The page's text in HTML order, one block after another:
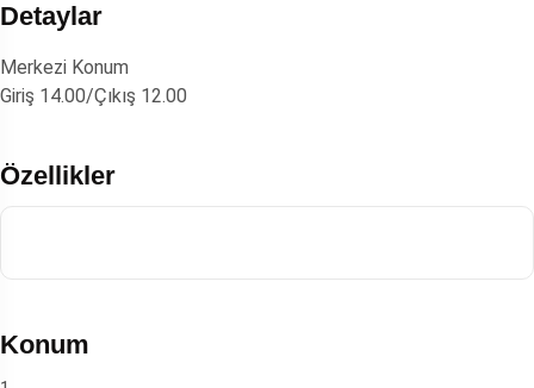
Detaylar
Merkezi Konum
Giriş 14.00/Çıkış 12.00
Özellikler
Konum